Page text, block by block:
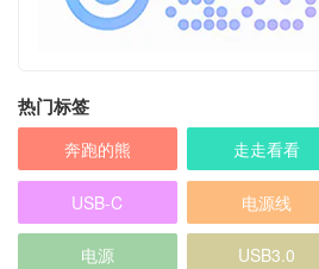
热门标签
奔跑的熊 走走看看
USB-C 电源线
电源 USB3.0